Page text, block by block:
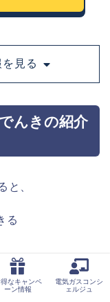
見る
んきの紹介
と、
る
あります。
得なキャンペ
ーン情報
電気ガスコンシ
ェルジュ